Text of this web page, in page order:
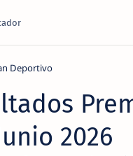
Deportivo
2026